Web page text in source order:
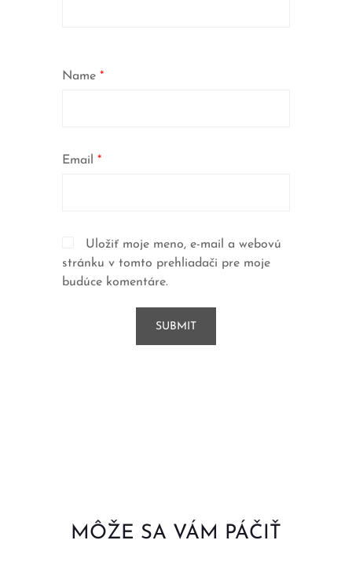
Name *
Email *
Uložiť moje meno, e-mail a webovú
stránku v tomto prehliadači pre moje
budúce komentáre.
MÔŽE SA VÁM PÁČIŤ